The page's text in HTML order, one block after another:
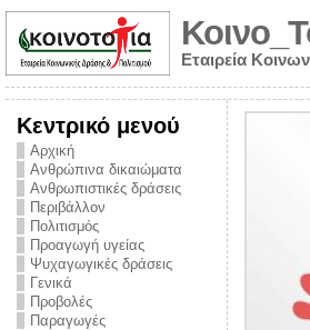
Εταιρεία
Κεντρικό μενού
Αρχική
Ανθρώπινα δικαιώματα
Ανθρωπιστικές δράσεις
Περιβάλλον
Πολιτισμός
Προαγωγή υγείας
Ψυχαγωγικές δράσεις
Γενικά
Προβολές
Παραγωγές